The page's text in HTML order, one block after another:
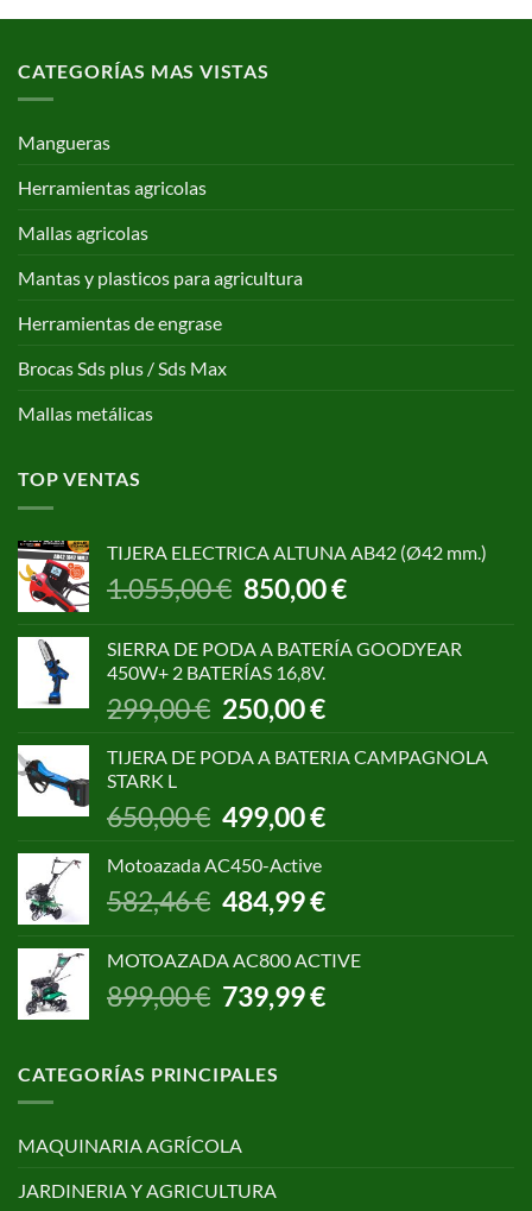
CATEGORÍAS MAS VISTAS
Mangueras
Herramientas agricolas
Mallas agricolas
Mantas y plasticos para agricultura
Herramientas de engrase
Brocas Sds plus / Sds Max
Mallas metálicas
TOP VENTAS
TIJERA ELECTRICA ALTUNA AB42 (Ø42 mm.)
1.055,00€ El
precio
era:
1.055,00 €.
850,00€El
precio
es:
SIERRA DE PODA A BATERÍA GOODYEAR
450W+ 2 BATERÍAS 16,8V.
299,00€ El
precio
original
299,00 €.
250,00€El
precio
actual
250,00 €.
TIJERA DE PODA A BATERIA CAMPAGNOLA
STARK L
650,00€
El
precio
original
650,00 €.
499,00€El
precio
499,00 €.
Motoazada AC450-Active
582,46€
El
precio
era:
582,46 €.
484,99€El
precio
es:
484,99 €.
MOTOAZADA AC800 ACTIVE
899,00€ El
precio
era:
899,00 €.
739,99€El
precio
CATEGORÍAS PRINCIPALES
MAQUINARIA AGRÍCOLA
JARDINERIA Y AGRICULTURA